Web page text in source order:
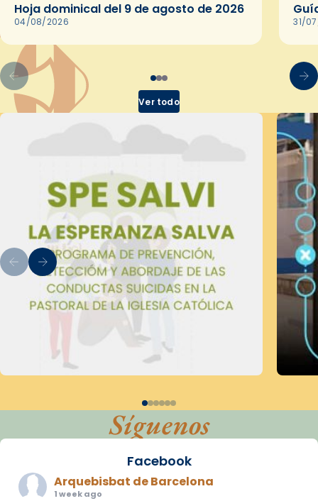
Hoja dominical del 9 de agosto de 2026
04/08/2026 31/
Ver todo
Síguenos
Facebook
Arquebisbat de Barcelona
1 week ago